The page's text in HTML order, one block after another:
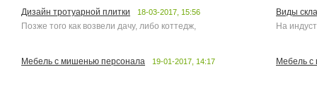
Дизайн тротуарной плитки 18-03-2017, 15:56
Позже того как возвели дачу, либо коттедж,
Виды
На
Мебель с мишенью персонала 19-01-2017, 14:17 Мебель с